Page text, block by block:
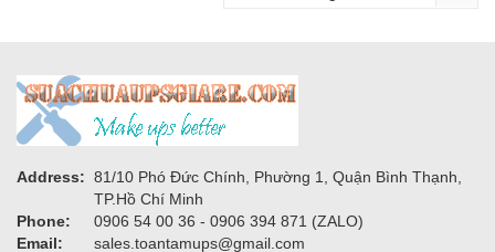
Address: 81/10 Phó Đức Chính, Phường 1, Quận Bình Thạnh,
TP.Hồ Chí Minh
Phone:
0906 54 00 36 - 0906 394 871 (ZALO)
Email:
sales.toantamups@gmail.com